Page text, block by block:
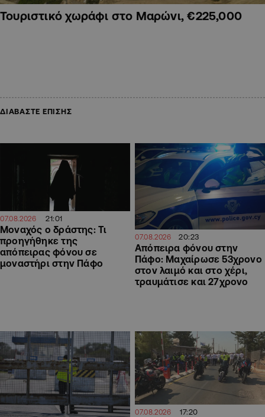
Τουριστικό χωράφι στο Μαρώνι, €225,000
ΔΙΑΒΑΣΤΕ ΕΠΙΣΗΣ
07.08.2026 21:01
Μοναχός ο δράστης: Τι
προηγήθηκε της
απόπειρας φόνου σε
μοναστήρι στην Πάφο
07.08.2026 20:23
Απόπειρα φόνου στην
Πάφο: Μαχαίρωσε 53χρονο
στον λαιμό και στο χέρι,
τραυμάτισε και 27χρονο
07.08.2026 17:20